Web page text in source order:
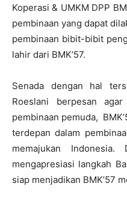
Koperasi & UMKM DPP
pembinaan yang dapat
pembinaan bibit-bibit
lahir dari BMK’57.
Senada dengan hal
Roeslani berpesan
pembinaan pemuda,
terdepan dalam
memajukan
mengapresiasi langkah
siap menjadikan BMK’57